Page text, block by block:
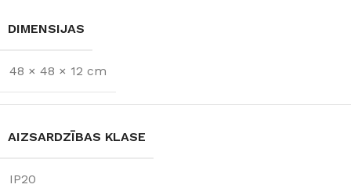
DIMENSIJAS
48 × 48 × 12 cm
AIZSARDZĪBAS KLASE
IP20